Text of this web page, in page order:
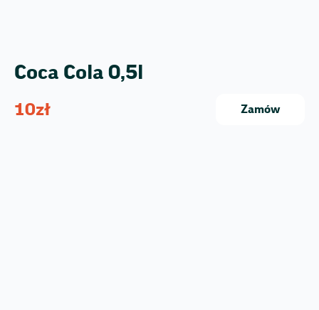
Coca Cola 0,5l
10zł Zamów